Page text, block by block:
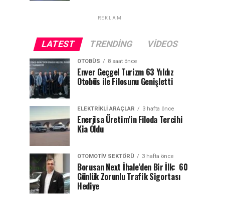
REKLAM
LATEST TRENDING VIDEOS
OTOBÜS 8 saat önce
Enver Geçgel Turizm 63 Yıldız
Otobüs ile Filosunu Genişletti
ELEKTRIKLI ARAÇLAR 3 hafta önce
Enerjisa Üretim’in Filoda Tercihi
Kia Oldu
OTOMOTIV SEKTÖRÜ 3 hafta önce
Borusan Next İhale’den Bir İlk: 60
Günlük Zorunlu Trafik Sigortası
Hediye